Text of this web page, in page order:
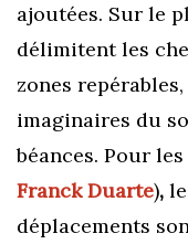
ajoutées. Sur le
délimitent les
zones
imaginaires du
béances. Pour
Franck Duarte),
déplacements